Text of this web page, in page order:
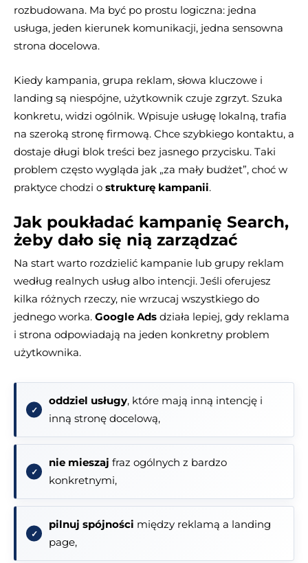
rozbudowana. Ma być po prostu logiczna: jedna
usługa, jeden kierunek komunikacji, jedna sensowna
strona docelowa.
Kiedy kampania, grupa reklam, słowa kluczowe i
landing są niespójne, użytkownik czuje zgrzyt. Szuka
konkretu, widzi ogólnik. Wpisuje usługę lokalną, trafia
na szeroką stronę firmową. Chce szybkiego kontaktu, a
dostaje długi blok treści bez jasnego przycisku. Taki
problem często wygląda jak „za mały budżet”, choć w
praktyce chodzi o strukturę kampanii.
Jak poukładać kampanię Search,
żeby dało się nią zarządzać
Na start warto rozdzielić kampanie lub grupy reklam
według realnych usług albo intencji. Jeśli oferujesz
kilka różnych rzeczy, nie wrzucaj wszystkiego do
jednego worka. Google Ads działa lepiej, gdy reklama
i strona odpowiadają na jeden konkretny problem
użytkownika.
oddziel usługy, które mają inną intencję i
inną stronę docelową,
nie mieszaj fraz ogólnych z bardzo
konkretnymi,
pilnuj spójności między reklamą a landing
page,